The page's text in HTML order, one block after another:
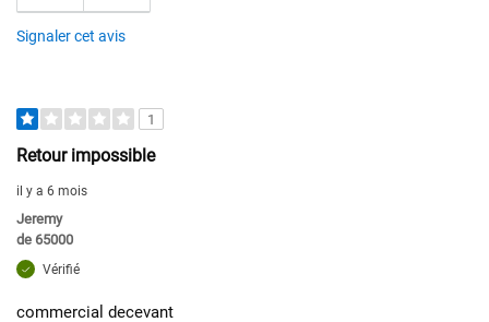
Signaler cet avis
1
Retour impossible
il y a 6 mois
Jeremy
de 65000
Vérifié
commercial decevant